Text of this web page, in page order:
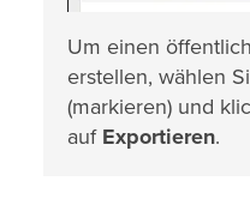
Um einen
erstellen, wählen
(markieren) und
auf Exportieren.